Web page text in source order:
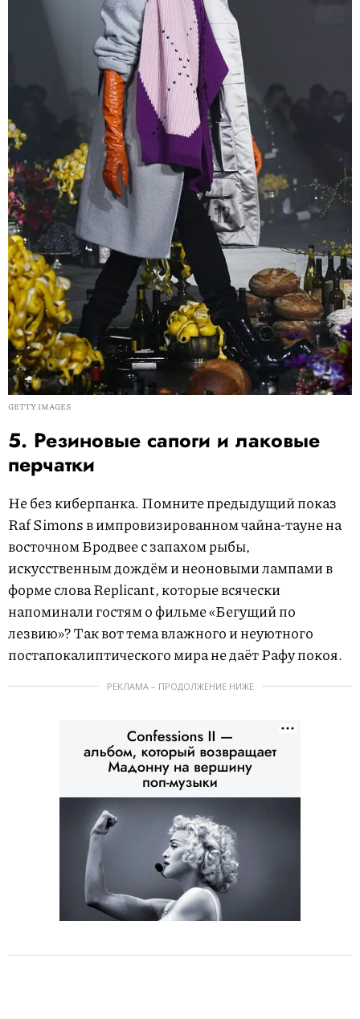
GETTY IMAGES
5. Резиновые сапоги и лаковые
перчатки
Не без киберпанка. Помните предыдущий показ
Raf Simons в импровизированном чайна-тауне на
восточном Бродвее с запахом рыбы,
искусственным дождём и неоновыми лампами в
форме слова Replicant, которые всячески
напоминали гостям о фильме «Бегущий по
лезвию»? Так вот тема влажного и неуютного
постапокалиптического мира не даёт Рафу покоя.
РЕКЛАМА – ПРОДОЛЖЕНИЕ НИЖЕ